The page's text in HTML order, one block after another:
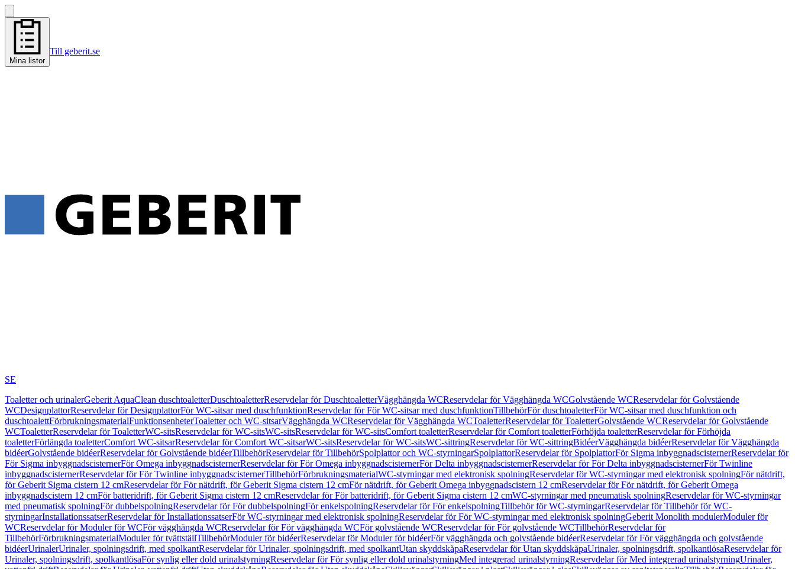
Mina listor
Till geberit.se
SE
Toaletter och urinalerGeberit AquaClean duschtoaletterDuschtoaletterReservdelar för DuschtoaletterVägghängda WCReservdelar för Vägghängda WCGolvstående WCReservdelar för Golvstående
WCDesignplattorReservdelar för DesignplattorFör WC-sitsar med duschfunktionReservdelar för För WC-sitsar med duschfunktionTillbehörFör duschtoaletterFör WC-sitsar med duschfunktion och
duschtoalettFörbrukningsmaterialFunktionsenheterToaletter och WC-sitsarVägghängda WCReservdelar för Vägghängda WCToaletterReservdelar för ToaletterGolvstående WCReservdelar för Golvstående
WCToaletterReservdelar för ToaletterWC-sitsReservdelar för WC-sitsWC-sitsReservdelar för WC-sitsComfort toaletterReservdelar för Comfort toaletterFörhöjda toaletterReservdelar för Förhöjda
toaletterFörlängda toaletterComfort WC-sitsarReservdelar för Comfort WC-sitsarWC-sitsReservdelar för WC-sitsWC-sittringReservdelar för WC-sittringBidéerVägghängda bidéerReservdelar för Vägghängda
bidéerGolvstående bidéerReservdelar för Golvstående bidéerTillbehörReservdelar för TillbehörSpolplattor och WC-styrningarSpolplattorReservdelar för SpolplattorFör Sigma inbyggnadscisternerReservdelar för
För Sigma inbyggnadscisternerFör Omega inbyggnadscisternerReservdelar för För Omega inbyggnadscisternerFör Delta inbyggnadscisternerReservdelar för För Delta inbyggnadscisternerFör Twinline
inbyggnadscisternerReservdelar för För Twinline inbyggnadscisternerTillbehörFörbrukningsmaterialWC-styrningar med elektronisk spolningReservdelar för WC-styrningar med elektronisk spolningFör nätdrift,
för Geberit Sigma cistern 12 cmReservdelar för För nätdrift, för Geberit Sigma cistern 12 cmFör nätdrift, för Geberit Omega inbyggnadscistern 12 cmReservdelar för För nätdrift, för Geberit Omega
inbyggnadscistern 12 cmFör batteridrift, för Geberit Sigma cistern 12 cmReservdelar för För batteridrift, för Geberit Sigma cistern 12 cmWC-styrningar med pneumatisk spolningReservdelar för WC-styrningar
med pneumatisk spolningFör dubbelspolningReservdelar för För dubbelspolningFör enkelspolningReservdelar för För enkelspolningTillbehör för WC-styrningarReservdelar för Tillbehör för WC-
styrningarInstallationssatserReservdelar för InstallationssatserFör WC-styrningar med elektronisk spolningReservdelar för För WC-styrningar med elektronisk spolningGeberit Monolith modulerModuler för
WCReservdelar för Moduler för WCFör vägghängda WCReservdelar för För vägghängda WCFör golvstående WCReservdelar för För golvstående WCTillbehörReservdelar för
TillbehörFörbrukningsmaterialModuler för tvättställTillbehörModuler för bidéerReservdelar för Moduler för bidéerFör vägghängda och golvstående bidéerReservdelar för För vägghängda och golvstående
bidéerUrinalerUrinaler, spolningsdrift, med spolkantReservdelar för Urinaler, spolningsdrift, med spolkantUtan skyddskåpaReservdelar för Utan skyddskåpaUrinaler, spolningsdrift, spolkantlösaReservdelar för
Urinaler, spolningsdrift, spolkantlösaFör synlig eller dold urinalstyrningReservdelar för För synlig eller dold urinalstyrningMed integrerad urinalstyrningReservdelar för Med integrerad urinalstyrningUrinaler,